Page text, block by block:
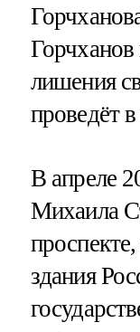
Горчханов
лишения
проведёт
В апреле
Михаила
здания